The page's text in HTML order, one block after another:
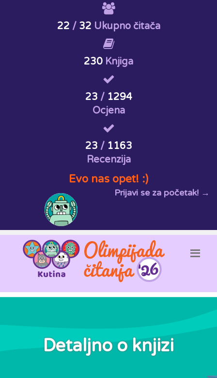
22 / 32 Ukupno čitača
230 Knjiga
23 / 1294
Ocjena
23 / 1163
Recenzija
Evo nas opet! :)
Prijavi se za početak! →
Detaljno o knjizi